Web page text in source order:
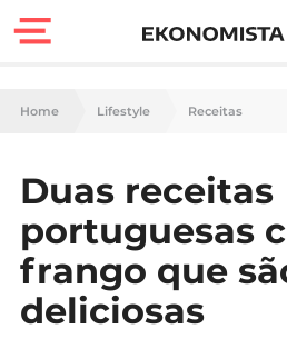
Finanças
Carreira
Casa
Lifestyle
Home Lifestyle Receitas
Duas receitas
portuguesas
frango que
deliciosas